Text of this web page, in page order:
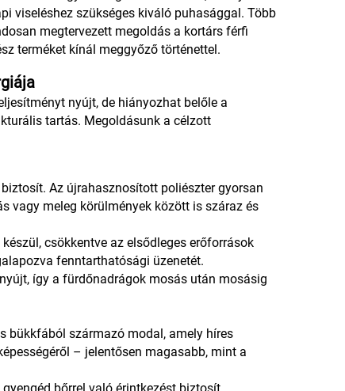
viseléshez szükséges kiváló puhasággal. Több
megtervezett megoldás a kortárs férfi
terméket kínál meggyőző történettel.
nyújt, de hiányozhat belőle a
tartás. Megoldásunk a célzott
Az újrahasznosított poliészter gyorsan
vagy meleg körülmények között is száraz és
csökkentve az elsődleges erőforrások
fenntarthatósági üzenetét.
így a fürdőnadrágok mosás után mosásig
bükkfából származó modal, amely híres
– jelentősen magasabb, mint a